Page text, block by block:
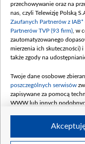
Data
(wpłata
Data
kwiecień
czerwca 90
4 sierpnia
przechowywanie oraz na
nas, czyli Telewizję Polską
Zaufanych Partnerów z
Partnerów TVP (93 firm) , w
zautomatyzowanego
mierzenia ich skuteczności)
także zgody na
Twoje dane osobowe
poszczególnych serwisów
zapisywane za pomocą
WWW lub innych